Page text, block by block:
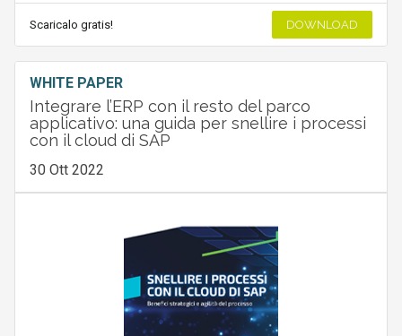
Scaricalo gratis! DOWNLOAD
WHITE PAPER
Integrare l’ERP con il resto del parco
applicativo: una guida per snellire i processi
con il cloud di SAP
30 Ott 2022